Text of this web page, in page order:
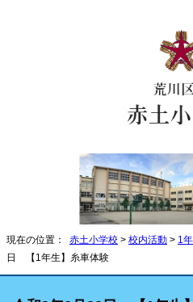
現在の位置： 赤土小学校 > 校内活動 > 1
日 【1年生】糸車体験